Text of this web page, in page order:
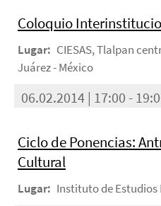
Coloquio
Lugar: CIESAS, Tlalpan
Juárez - México
06.02.2014 | 17:00 -
Ciclo de Ponencias:
Cultural
Lugar: Instituto de